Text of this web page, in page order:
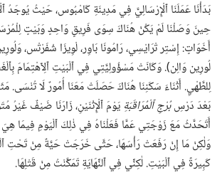
حِينَ وَصَلْنَا لَمْ يَكُنْ هُنَاكَ سِوَى فَرِيقٍ وَاحِدٍ وَبَيْتٍ
أَخَوَاتٍ:‏ إِسْتِر تْرَايْسِي،‏ رَامُونَا بَاوِر،‏ لْوِيزَا شْفَرْتْس،‏
لُورِين وَالِن)‏.‏ وَكَانَتْ مَسْؤُولِيَّتِي فِي ٱلْبَيْتِ ٱلِٱهْتِمَامَ
لِلطَّهْيِ.‏ أَثْنَاءَ سَكَنِنَا هُنَاكَ حَصَلَتْ مَعَنَا أُمُورٌ لَا تُنْسَى.‏
بَعْدَ دَرْسِبُرْجِ ٱلْمُرَاقَبَةِ يَوْمَ ٱلْإِثْنَيْنِ،‏ زَارَنَا ضَيْفٌ غَيْرُ
أَتَحَدَّثُ مَعَ زَوْجَتِي عَمَّا فَعَلْنَاهُ فِي ذٰلِكَ ٱلْيَوْمِ فِيمَا هِيَ
وَلٰكِنْ مَا إِنْ رَفَعَتْ رَأْسَهَا،‏ حَتَّى خَرَجَتْ حَيَّةٌ مِنْ تَحْتِ
كَبِيرَةً فِي ٱلْبَيْتِ.‏ لٰكِنِّي فِي ٱلنِّهَايَةِ تَمَكَّنْتُ مِنْ قَتْلِهَا.‏